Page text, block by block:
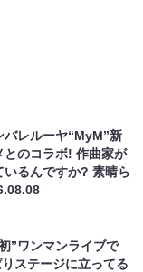
レルーヤ“MyM”新
とのコラボ! 作曲家が
るんですか? 素晴ら
”ワンマンライブで
ステージに立ってる